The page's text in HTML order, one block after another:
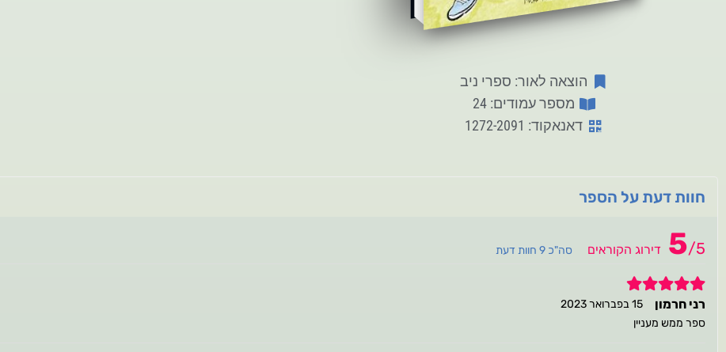
הוצאה לאור: ספרי ניב
מספר עמודים: 24
דאנאקוד: 1272-2091
חוות דעת על הספר
5/5 דירוג הקוראים סה"כ 9 חוות דעת
5
רני חרמון
15 בפברואר 2023
ספר ממש מעניין